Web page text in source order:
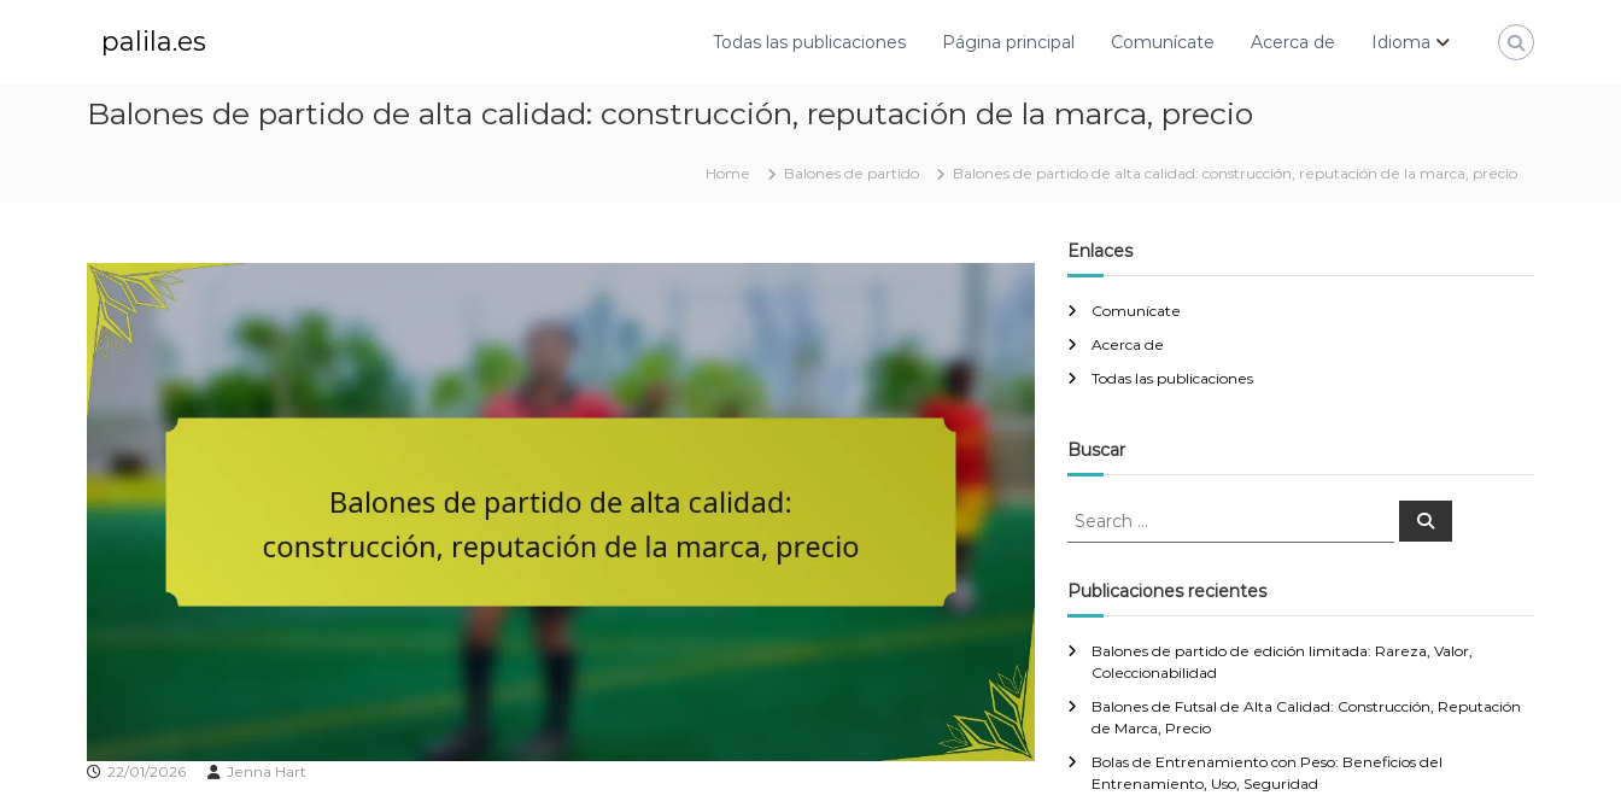
palila.es Todas las publicaciones Página principal Comunícate Acerca de Idioma
Balones de partido de alta calidad: construcción, reputación de la marca, precio
Home Balones de partido Balones de partido de alta calidad: construcción, reputación de la marca, precio
22/01/2026 Jenna Hart
Enlaces
Comunícate
Acerca de
Todas las publicaciones
Buscar
S
r
c
f
r
S
Publicaciones recientes
Balones de partido de edición limitada: Rareza, Valor,
Coleccionabilidad
Balones de Futsal de Alta Calidad: Construcción, Reputación
de Marca, Precio
Bolas de Entrenamiento con Peso: Beneficios del
Entrenamiento, Uso, Seguridad